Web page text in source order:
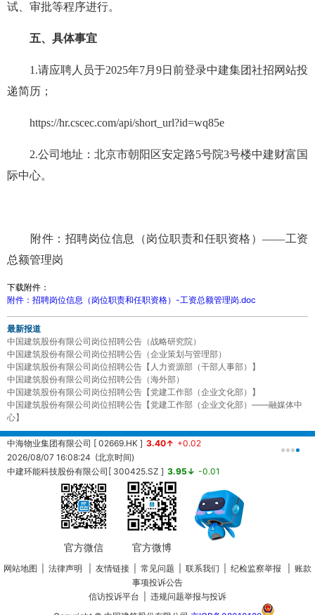
试、审批等程序进行。
五、具体事宜
1.请应聘人员于2025年7月9日前登录中建集团社招网站投
递简历；
https://hr.cscec.com/api/short_url?id=wq85e
2.公司地址：北京市朝阳区安定路5号院3号楼中建财富国
际中心。
附件：招聘岗位信息（岗位职责和任职资格）——工资
总额管理岗
下载附件：
附件：招聘岗位信息（岗位职责和任职资格）-工资总额管理岗.doc
最新报道
中国建筑股份有限公司岗位招聘公告（战略研究院）
中国建筑股份有限公司岗位招聘公告（企业策划与管理部）
中国建筑股份有限公司岗位招聘公告【人力资源部（干部人事部）】
中国建筑股份有限公司岗位招聘公告（海外部）
中国建筑股份有限公司岗位招聘公告【党建工作部（企业文化部）】
中国建筑股份有限公司岗位招聘公告【党建工作部（企业文化部）——融媒体中
心】
中海物业集团有限公司 [ 02669.HK ] 3.40↑ +0.02
2026/08/07 16:08:24 (北京时间)
中建环能科技股份有限公司[ 300425.SZ ] 3.95↓ -0.01
20260807161457 (北京时间)
官方微信 官方微博
网站地图 法律声明 友情链接 常见问题 联系我们 纪检监察举报
账款
事项投诉公告
信访投诉平台
违规问题举报与投诉